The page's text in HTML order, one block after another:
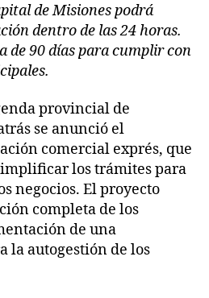
de Misiones podrá
dentro de las 24 horas.
de 90 días para cumplir con
provincial de
se anunció el
comercial exprés, que
los trámites para
negocios. El proyecto
completa de los
de una
la autogestión de los